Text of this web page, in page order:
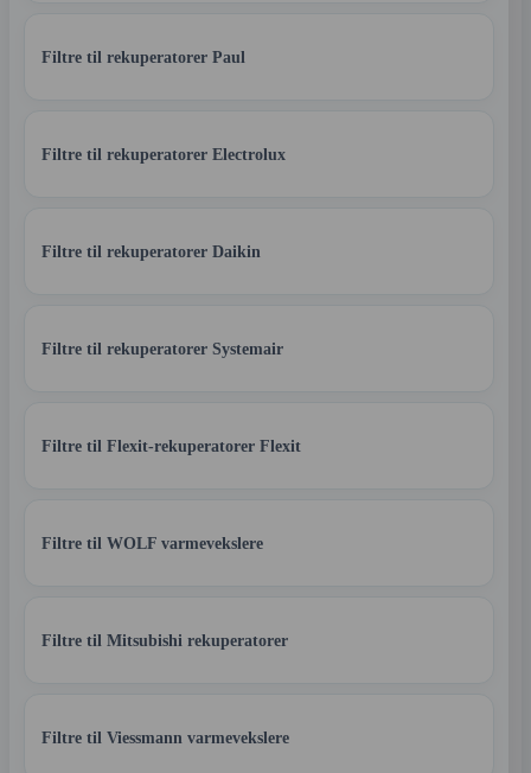
Filtre til rekuperatorer Paul
Filtre til rekuperatorer Electrolux
Filtre til rekuperatorer Daikin
Filtre til rekuperatorer Systemair
Filtre til Flexit-rekuperatorer Flexit
Filtre til WOLF varmevekslere
Filtre til Mitsubishi rekuperatorer
Filtre til Viessmann varmevekslere